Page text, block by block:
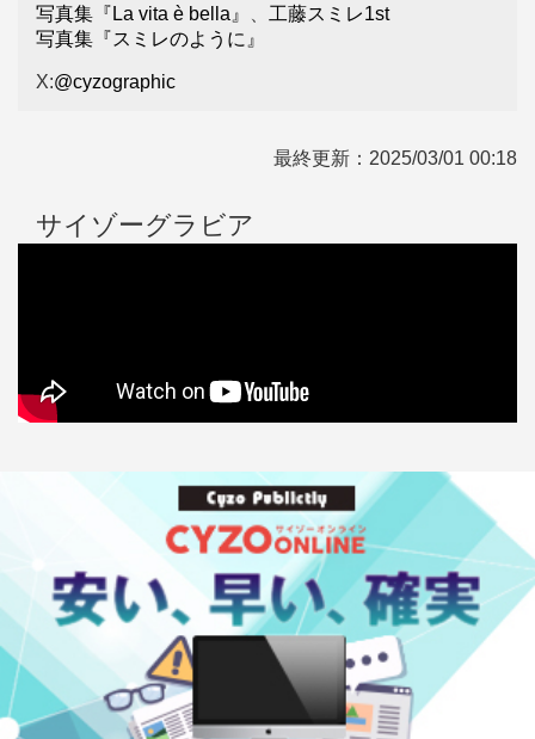
写真集『La vita è bella』
工藤スミレ1st
写真集『スミレのように』
X:@cyzographic
最終更新： 2025/03/01 00:18
サイゾーグラビア